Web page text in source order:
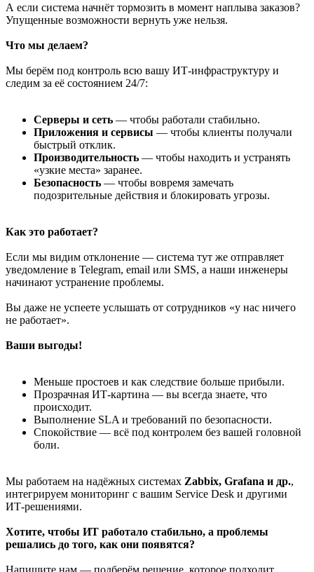
А если система начнёт тормозить в момент наплыва заказов?
Упущенные возможности вернуть уже нельзя.
Что мы делаем?
Мы берём под контроль всю вашу ИТ-инфраструктуру и
следим за её состоянием 24/7:
Серверы и сеть — чтобы работали стабильно.
Приложения и сервисы — чтобы клиенты получали
быстрый отклик.
Производительность — чтобы находить и устранять
«узкие места» заранее.
Безопасность — чтобы вовремя замечать
подозрительные действия и блокировать угрозы.
Как это работает?
Если мы видим отклонение — система тут же отправляет
уведомление в Telegram, email или SMS, а наши инженеры
начинают устранение проблемы.
Вы даже не успеете услышать от сотрудников «у нас ничего
не работает».
Ваши выгоды!
Меньше простоев и как следствие больше прибыли.
Прозрачная ИТ-картина — вы всегда знаете, что
происходит.
Выполнение SLA и требований по безопасности.
Спокойствие — всё под контролем без вашей головной
боли.
Мы работаем на надёжных системах Zabbix, Grafana и др.,
интегрируем мониторинг с вашим Service Desk и другими
ИТ-решениями.
Хотите, чтобы ИТ работало стабильно, а проблемы
решались до того, как они появятся?
Напишите нам — подберём решение, которое подходит